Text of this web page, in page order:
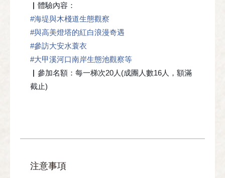
▏體驗內容：
#海堤與木棧道生態觀察
#與高美燈塔的紅白浪漫奇遇
#參訪大安水蓑衣
#大甲溪河口南岸生態池觀察等
▏參加名額：每一梯次20人(成團人數16人，額滿
截止)
注意事項